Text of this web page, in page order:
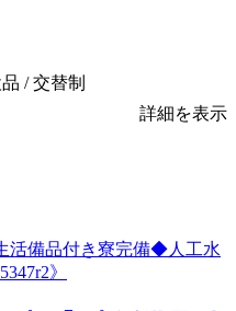
/ 交替制
詳細を表示